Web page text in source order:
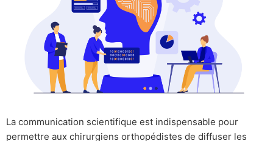
La communication scientifique est indispensable pour
permettre aux chirurgiens orthopédistes de diffuser les